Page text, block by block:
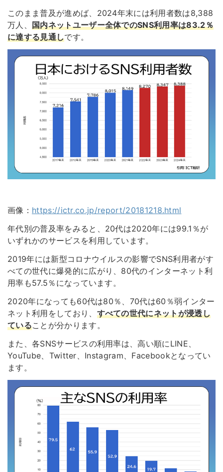
このまま普及が進めば、2024年末には利用者数は8,388
万人、 国内ネットユーザー全体でのSNS利用率は83.2％
に達する見通しです。
画像： https://ictr.co.jp/report/20181218.html
年代別の普及率をみると、20代は2020年には99.1％が
いずれかのサービスを利用しています。
2019年には新型コロナウイルスの影響でSNS利用者がす
べての世代に爆発的に広がり、80代のインターネット利
用率も57.5％になっています。
2020年になっても60代は80％、70代は60％弱インター
ネット利用をしており、 すべての世代にネットが浸透し
ていることが分かります。
また、各SNSサービスの利用率は、高い順にLINE、
YouTube、Twitter、Instagram、Facebookとなってい
ます。